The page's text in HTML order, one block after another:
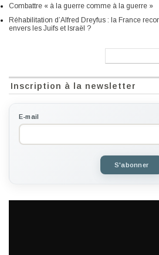
Combattre « à la guerre comme à la guerre »
Réhabilitation d’Alfred Dreyfus : la France
envers les Juifs et Israël ?
Inscription à la newsletter
E-mail
S'abonner